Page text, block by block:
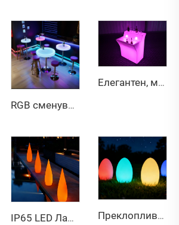
RGB сменувачки боја LED пластичен барман стол со ЛЕД светлина за дом, ресторант, забава, трпезарија, дневна соба, настан, мебел
Елегантен, модерен, фино осветлен LED бар шанец, трајна пластика, светлечка маса за забави, стилски дизајн на мебел за домашен бар
IP65 LED Лампа во облик на капка вода преклоплива RGB 16 бои со дистанциско управување Градина Лампа за под Преклоплива светлина на јид со автиска светлина RGB IP65 со дистанциско управување